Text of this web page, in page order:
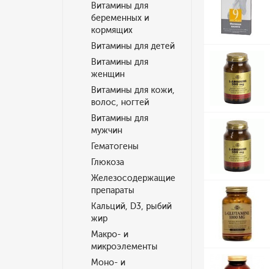
Витамины для
беременных и
кормящих
Витамины для детей
Витамины для
женщин
Витамины для кожи,
волос, ногтей
Витамины для
мужчин
Гематогены
Глюкоза
Железосодержащие
препараты
Кальций, D3, рыбий
жир
Макро- и
микроэлементы
Моно- и